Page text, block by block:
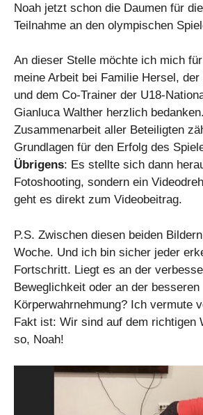
Noah jetzt schon die Daumen für
Teilnahme an den olympischen
An dieser Stelle möchte ich mich
meine Arbeit bei Familie Hersel,
und dem Co-Trainer der U18-
Gianluca Walther herzlich
Zusammenarbeit aller Beteiligten
Grundlagen für den Erfolg des
Übrigens: Es stellte sich dann
Fotoshooting, sondern ein
geht es direkt zum Videobeitrag.
P.S. Zwischen diesen beiden
Woche. Und ich bin sicher jeder
Fortschritt. Liegt es an der
Beweglichkeit oder an der besseren
Körperwahrnehmung? Ich vermute
Fakt ist: Wir sind auf dem richtigen
so, Noah!